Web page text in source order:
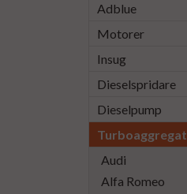
Adblue
Motorer
Insug
Dieselspridare
Dieselpump
Turboaggregat
Audi
Alfa Romeo